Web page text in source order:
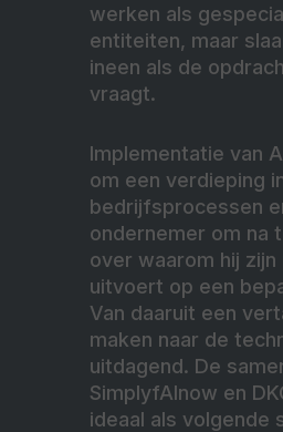
werken als
entiteiten, maar
ineen als de
vraagt.
Implementatie van
om een verdieping
bedrijfsprocessen
ondernemer om na
over waarom hij
uitvoert op een
Van daaruit een
maken naar de
uitdagend. De
SimplyfAInow en
ideaal als volgende